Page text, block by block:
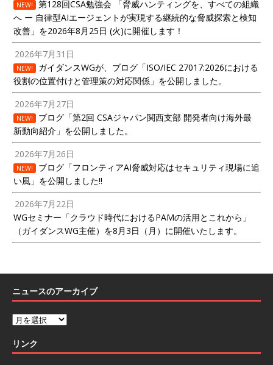
NEW!
第128回CSA勉強会 「脅威ハンティングを、すべての組織
へ ー 自律型AIエージェントが実現する継続的な脅威探索と検知
改善」を2026年8月25日 (火)に開催します！
2026年7月31日
NEW!
ガイダンスWGが、ブログ「ISO/IEC 27017:2026における
役割の位置付けと管理策の対応関係」を公開しました。
2026年7月27日
NEW!
ブログ「第2回 CSAジャパン関西支部 開発者向け海外最
新動向紹介」を公開しました。
2026年7月26日
NEW!
ブログ「フロンティアAI脅威対応はセキュリティ現場に追
い風」を公開しました!!
2026年7月22日
WGセミナー「クラウド時代におけるPAMの活用とこれから」
（ガイダンスWG主催）を8月3日（月）に開催いたします。
ニュースのアーカイブ
リンク